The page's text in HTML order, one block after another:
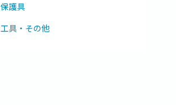
保護具
工具・その他